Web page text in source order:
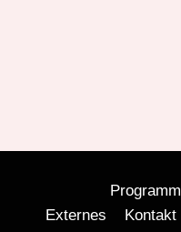
Programm
Externes
Kontakt